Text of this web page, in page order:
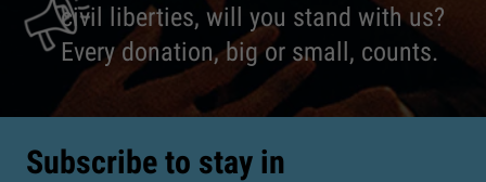
civil liberties, will you stand with us?
Every donation, big or small, counts.
Subscribe to stay in